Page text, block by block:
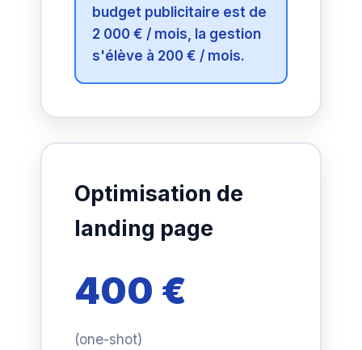
budget publicitaire est de
2 000 € / mois, la gestion
s'élève à 200 € / mois.
Optimisation de
landing page
400 €
(one-shot)